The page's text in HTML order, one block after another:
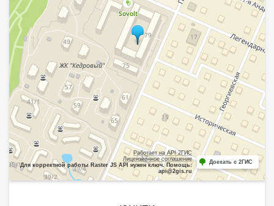
Работает на API 2ГИС
Лицензионное соглашение
Для корректной работы Raster JS API нужен ключ. Помощь:
api@2gis.ru
Доехать с 2ГИС